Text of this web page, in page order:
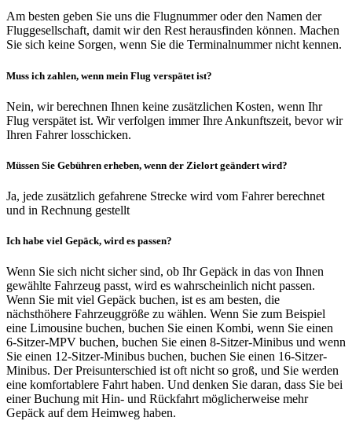
Am besten geben Sie uns die Flugnummer oder den Namen der
Fluggesellschaft, damit wir den Rest herausfinden können. Machen
Sie sich keine Sorgen, wenn Sie die Terminalnummer nicht kennen.
Muss ich zahlen, wenn mein Flug verspätet ist?
Nein, wir berechnen Ihnen keine zusätzlichen Kosten, wenn Ihr
Flug verspätet ist. Wir verfolgen immer Ihre Ankunftszeit, bevor wir
Ihren Fahrer losschicken.
Müssen Sie Gebühren erheben, wenn der Zielort geändert wird?
Ja, jede zusätzlich gefahrene Strecke wird vom Fahrer berechnet
und in Rechnung gestellt
Ich habe viel Gepäck, wird es passen?
Wenn Sie sich nicht sicher sind, ob Ihr Gepäck in das von Ihnen
gewählte Fahrzeug passt, wird es wahrscheinlich nicht passen.
Wenn Sie mit viel Gepäck buchen, ist es am besten, die
nächsthöhere Fahrzeuggröße zu wählen. Wenn Sie zum Beispiel
eine Limousine buchen, buchen Sie einen Kombi, wenn Sie einen
6-Sitzer-MPV buchen, buchen Sie einen 8-Sitzer-Minibus und wenn
Sie einen 12-Sitzer-Minibus buchen, buchen Sie einen 16-Sitzer-
Minibus. Der Preisunterschied ist oft nicht so groß, und Sie werden
eine komfortablere Fahrt haben. Und denken Sie daran, dass Sie bei
einer Buchung mit Hin- und Rückfahrt möglicherweise mehr
Gepäck auf dem Heimweg haben.